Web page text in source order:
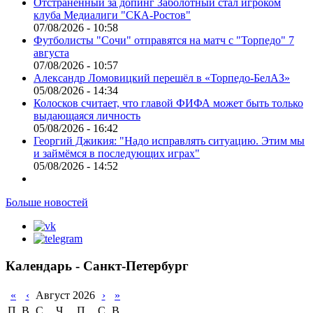
Отстраненный за допинг Заболотный стал игроком
клуба Медиалиги "СКА-Ростов"
07/08/2026 - 10:58
Футболисты "Сочи" отправятся на матч с "Торпедо" 7
августа
07/08/2026 - 10:57
Александр Ломовицкий перешёл в «Торпедо-БелАЗ»
05/08/2026 - 14:34
Колосков считает, что главой ФИФА может быть только
выдающаяся личность
05/08/2026 - 16:42
Георгий Джикия: "Надо исправлять ситуацию. Этим мы
и займёмся в последующих играх"
05/08/2026 - 14:52
Больше новостей
Календарь - Санкт-Петербург
« ‹ Август 2026 ›
»
П В С Ч П С В